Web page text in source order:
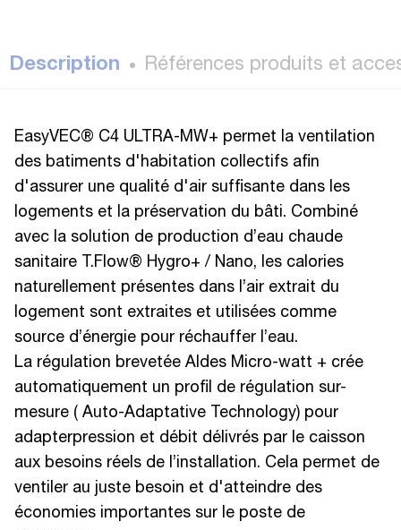
Description Références produits et
EasyVEC® C4 ULTRA-MW+ permet la ventilation
des batiments d'habitation collectifs afin
d'assurer une qualité d'air suffisante dans les
logements et la préservation du bâti. Combiné
avec la solution de production d’eau chaude
sanitaire T.Flow® Hygro+ / Nano, les calories
naturellement présentes dans l’air extrait du
logement sont extraites et utilisées comme
source d’énergie pour réchauffer l’eau.
La régulation brevetée Aldes Micro-watt + crée
automatiquement un profil de régulation sur-
mesure ( Auto-Adaptative Technology) pour
adapterpression et débit délivrés par le caisson
aux besoins réels de l’installation. Cela permet de
ventiler au juste besoin et d'atteindre des
économies importantes sur le poste de